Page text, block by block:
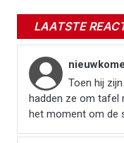
LAATSTE
Toen hij
hadden ze om tafel
het moment om de